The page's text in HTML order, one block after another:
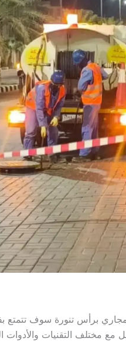
برأس تنورة سوف تتمتع
مختلف التقنيات والأدوات